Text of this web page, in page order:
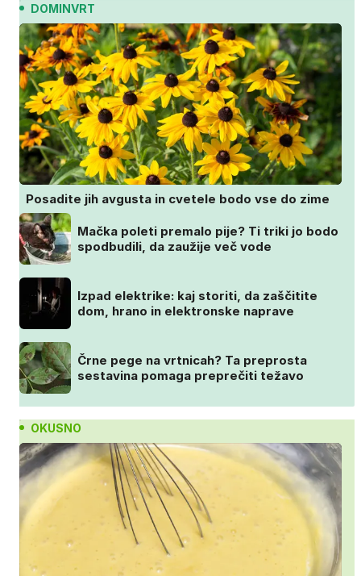
DOMINVRT
Posadite jih avgusta in cvetele bodo vse do zime
Mačka poleti premalo pije? Ti triki jo bodo
spodbudili, da zaužije več vode
Izpad elektrike: kaj storiti, da zaščitite
dom, hrano in elektronske naprave
Črne pege na vrtnicah? Ta preprosta
sestavina pomaga preprečiti težavo
OKUSNO